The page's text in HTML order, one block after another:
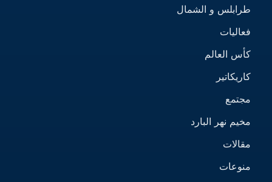
طرابلس و الشمال
فعاليات
كأس العالم
كاريكاتير
مجتمع
مخيم نهر البارد
مقالات
منوعات